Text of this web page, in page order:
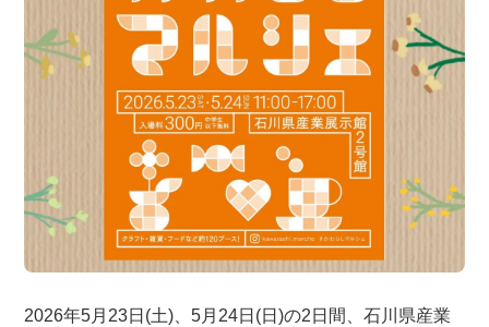
2026年5月23日(土)、5月24日(日)の2日間、石川県産業